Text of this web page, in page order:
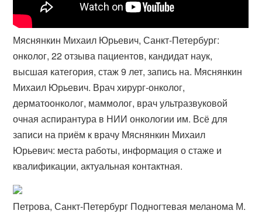
Мяснянкин Михаил Юрьевич, Санкт-Петербург:
онколог, 22 отзыва пациентов, кандидат наук,
высшая категория, стаж 9 лет, запись на. Мяснянкин
Михаил Юрьевич. Врач хирург-онколог,
дерматоонколог, маммолог, врач ультразвуковой
очная аспирантура в НИИ онкологии им. Всё для
записи на приём к врачу Мяснянкин Михаил
Юрьевич: места работы, информация о стаже и
квалификации, актуальная контактная.
Петрова, Санкт-Петербург Подногтевая меланома М.